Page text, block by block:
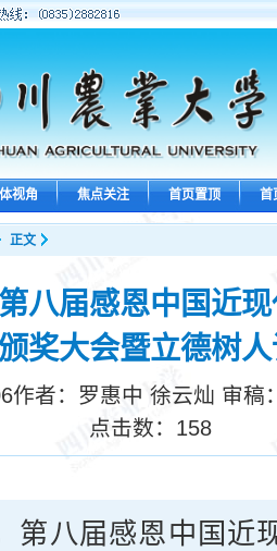
视角 焦点关注 首页置顶 首
正文
八届感恩中国近
奖大会暨立德树
作者：罗惠中 徐云灿 审稿
点击数： 158
第八届感恩中国近